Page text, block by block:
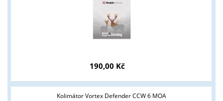
190,00 Kč
Kolimátor Vortex Defender CCW 6 MOA